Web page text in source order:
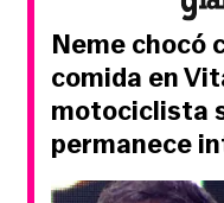
Neme chocó
comida en
motociclista
permanece